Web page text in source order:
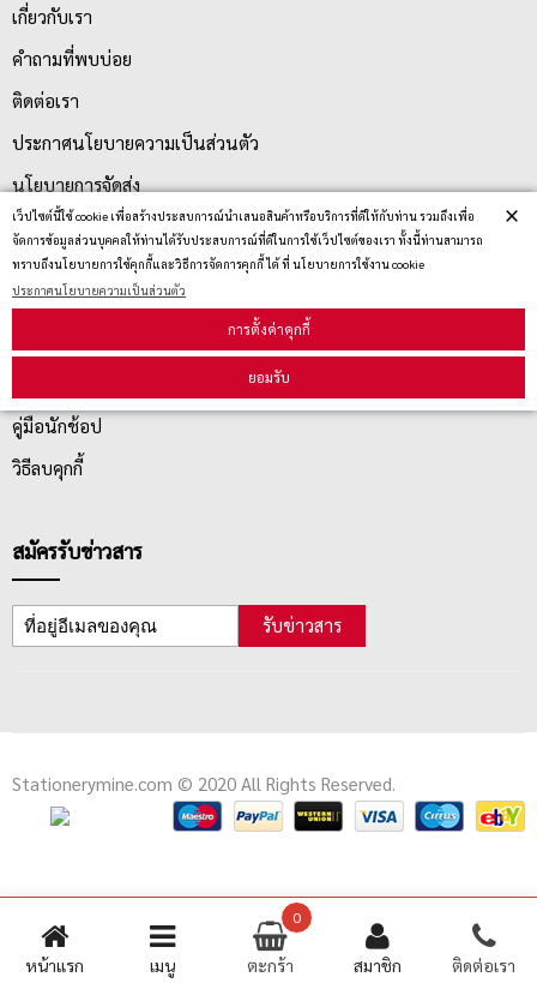
หน้าแรก เมนู
0
ตะกร้า สมาชิก ติดต่อเรา
เว็ปไซต์นี้ใช้ cookie เพื่อสร้างประสบการณ์นำเสนอสินค้าหรือบริการที่ดีให้กับท่าน รวมถึงเพื่อ
จัดการข้อมูลส่วนบุคคลให้ท่านได้รับประสบการณ์ที่ดีในการใช้เว็ปไซต์ของเรา ทั้งนี้ท่านสามารถ
ทราบถึงนโยบายการใช้คุกกี้และวิธีการจัดการคุกกี้ ได้ ที่ นโยบายการใช้งาน cookie
ประกาศนโยบายความเป็นส่วนตัว
การตั้งค่าคุกกี้
ยอมรับ
×
เกี่ยวกับเรา
คำถามที่พบบ่อย
ติดต่อเรา
ประกาศนโยบายความเป็นส่วนตัว
นโยบายการจัดส่ง
นโยบายการเปลี่ยน/คืน สินค้า
บริการลูกค้า
คู่มือนักช้อป
วิธีลบคุกกี้
สมัครรับข่าวสาร
รับข่าวสาร
Stationerymine.com © 2020 All Rights Reserved.